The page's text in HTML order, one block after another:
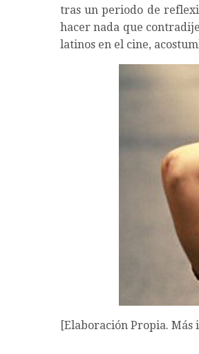
tras un periodo de
hacer nada que
latinos en el cine,
[Elaboración Propia.